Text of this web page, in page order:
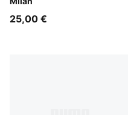
25,00 €